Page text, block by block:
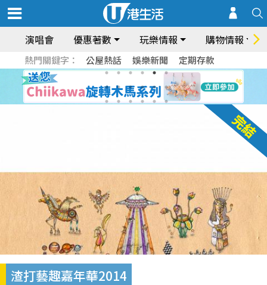
演唱會 優惠著數 玩樂情報 購物情報
熱門關鍵字： 公屋熱話 娛樂新聞 定期存款
渣打藝趣嘉年華2014